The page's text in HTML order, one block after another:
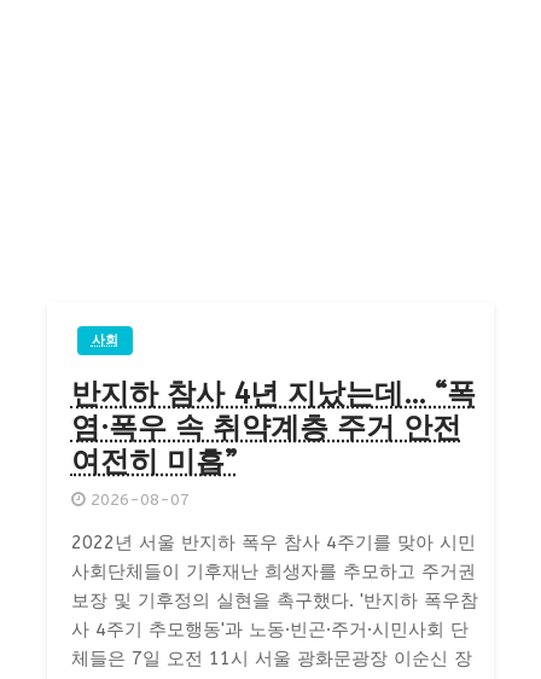
사회
반지하 참사 4년 지났는데… “폭
염·폭우 속 취약계층 주거 안전
여전히 미흡”
2026-08-07
2022년 서울 반지하 폭우 참사 4주기를 맞아 시민
사회단체들이 기후재난 희생자를 추모하고 주거권
보장 및 기후정의 실현을 촉구했다. '반지하 폭우참
사 4주기 추모행동'과 노동·빈곤·주거·시민사회 단
체들은 7일 오전 11시 서울 광화문광장 이순신 장